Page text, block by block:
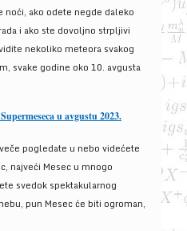
noći, ako odete negde daleko
i ako ste dovoljno strpljivi
nekoliko meteora svakog
svake godine oko 10. avgusta
u avgustu 2023.
pogledate u nebo videćete
najveći Mesec u mnogo
svedok spektakularnog
pun Mesec će biti ogroman,